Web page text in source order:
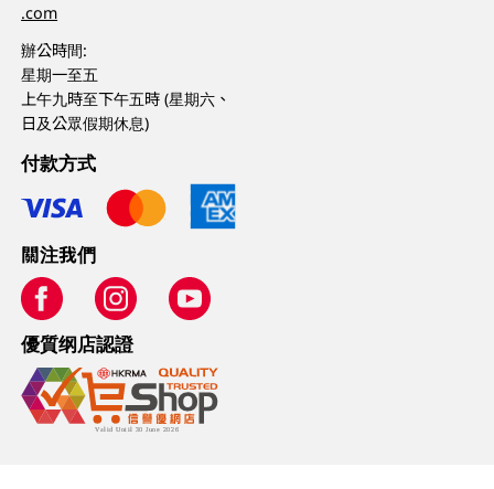
.com
辦公時間:
星期一至五
上午九時至下午五時 (星期六、
日及公眾假期休息)
付款方式
關注我們
優質纲店認證